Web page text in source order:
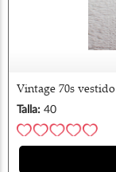
Vintage 70s vestido
Talla: 40